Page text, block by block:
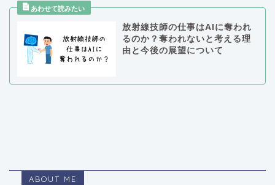
放射線技師の仕事はAIに奪われ
るのか？奪われないと考える理
由と今後の展望について
ABOUT ME